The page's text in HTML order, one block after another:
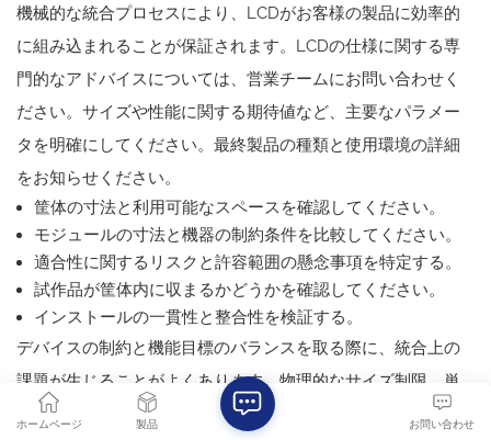
機械的な統合プロセスにより、LCDがお客様の製品に効率的
に組み込まれることが保証されます。LCDの仕様に関する専
門的なアドバイスについては、営業チームにお問い合わせく
ださい。サイズや性能に関する期待値など、主要なパラメー
タを明確にしてください。最終製品の種類と使用環境の詳細
をお知らせください。
筐体の寸法と利用可能なスペースを確認してください。
モジュールの寸法と機器の制約条件を比較してください。
適合性に関するリスクと許容範囲の懸念事項を特定する。
試作品が筐体内に収まるかどうかを確認してください。
インストールの一貫性と整合性を検証する。
デバイスの制約と機能目標のバランスを取る際に、統合上の
課題が生じることがよくあります。物理的なサイズ制限、単
位コスト目標、環境耐性、インターフェースの互換性などを
ホームページ 製品 お問い合わせ